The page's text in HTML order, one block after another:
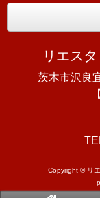
リエス
茨木市沢良
Copyright © リ